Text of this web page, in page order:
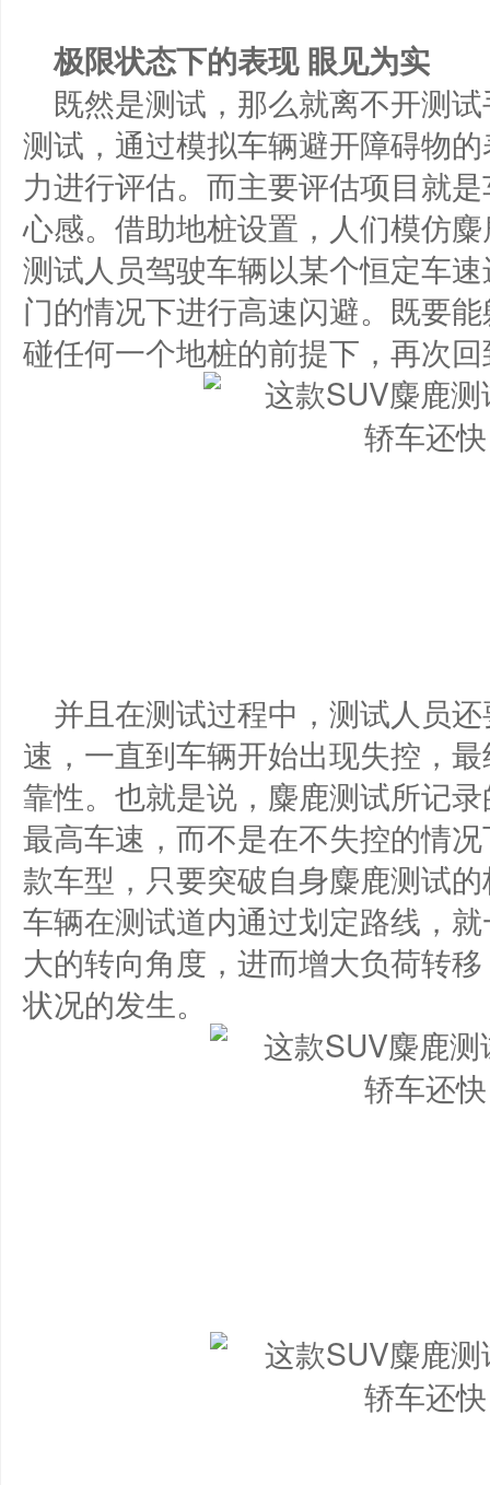
极限状态下的表现 眼见为实
既然是测试，那么就离不开测
测试，通过模拟车辆避开障碍物
力进行评估。而主要评估项目就
心感。借助地桩设置，人们模仿
测试人员驾驶车辆以某个恒定车
门的情况下进行高速闪避。既要
碰任何一个地桩的前提下，再次
并且在测试过程中，测试人员
速，一直到车辆开始出现失控，
靠性。也就是说，麋鹿测试所记
最高车速，而不是在不失控的情
款车型，只要突破自身麋鹿测试
车辆在测试道内通过划定路线，
大的转向角度，进而增大负荷转
状况的发生。